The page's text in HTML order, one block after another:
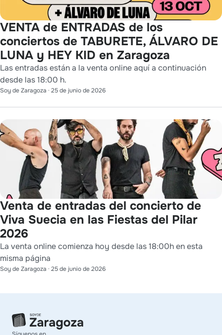
VENTA de ENTRADAS de los
conciertos de TABURETE, ÁLVARO DE
LUNA y HEY KID en Zaragoza
Las entradas están a la venta online aquí a continuación
desde las 18:00 h.
Soy de Zaragoza · 25 de junio de 2026
Venta de entradas del concierto de
Viva Suecia en las Fiestas del Pilar
2026
La venta online comienza hoy desde las 18:00h en esta
misma página
Soy de Zaragoza · 25 de junio de 2026